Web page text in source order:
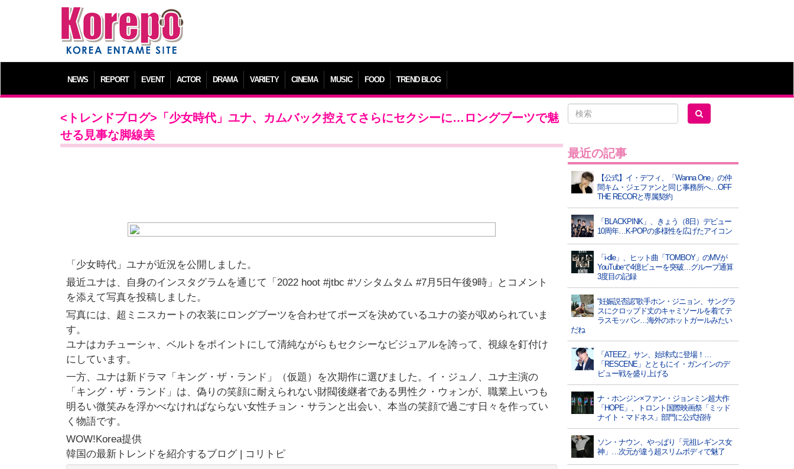
NEWS REPORT EVENT ACTOR DRAMA VARIETY CINEMA MUSIC FOOD TREND BLOG
<トレンドブログ>「少女時代」ユナ、カムバック控えてさらにセクシーに…ロングブーツで魅
せる見事な脚線美
「少女時代」ユナが近況を公開しました。
最近ユナは、自身のインスタグラムを通じて「2022 hoot #jtbc #ソシタムタム #7月5日午後9時」とコメント
を添えて写真を投稿しました。
写真には、超ミニスカートの衣装にロングブーツを合わせてポーズを決めているユナの姿が収められていま
す。
ユナはカチューシャ、ベルトをポイントにして清純ながらもセクシーなビジュアルを誇って、視線を釘付け
にしています。
一方、ユナは新ドラマ「キング・ザ・ランド」（仮題）を次期作に選びました。イ・ジュノ、ユナ主演の
「キング・ザ・ランド」は、偽りの笑顔に耐えられない財閥後継者である男性ク・ウォンが、職業上いつも
明るい微笑みを浮かべなければならない女性チョン・サランと出会い、本当の笑顔で過ごす日々を作ってい
く物語です。
WOW!Korea提供
韓国の最新トレンドを紹介するブログ | コリトピ
最近の記事
【公式】イ・デフィ、「Wanna One」の仲
間キム・ジェファンと同じ事務所へ…OFF
THE RECORと専属契約
「BLACKPINK」、きょう（8日）デビュー
10周年…K-POPの多様性を広げたアイコン
「i-dle」、ヒット曲「TOMBOY」のMVが
YouTubeで4億ビューを突破…グループ通算
3度目の記録
“妊娠説否認”歌手ホン・ジニョン、サングラ
スにクロップド丈のキャミソールを着てテ
ラスモッパン…海外のホットガールみたい
だね
「ATEEZ」サン、始球式に登場！…
「RESCENE」とともにイ・ガンインのデ
ビュー戦を盛り上げる
ナ・ホンジン×ファン・ジョンミン超大作
「HOPE」、トロント国際映画祭「ミッド
ナイト・マドネス」部門に公式招待
ソン・ナウン、やっぱり「元祖レギンス女
神」…次元が違う超スリムボディで魅了